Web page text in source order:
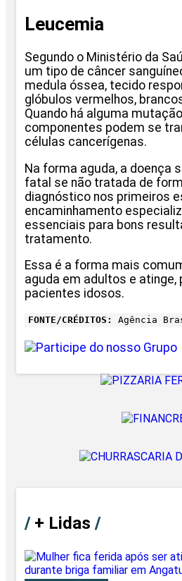
Leucemia
Segundo o Ministério da
um tipo de câncer
medula óssea, tecido
glóbulos vermelhos,
Quando há alguma
componentes podem se
células cancerígenas.
Na forma aguda, a doença
fatal se não tratada de
diagnóstico nos primeiros
encaminhamento
essenciais para bons
tratamento.
Essa é a forma mais
aguda em adultos e atinge,
pacientes idosos.
FONTE/CRÉDITOS: Agência
/+ Lidas /